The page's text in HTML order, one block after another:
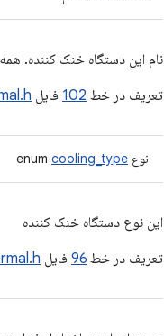
نام این دستگاه خنک کننده.
تعریف در خط 102 فایل
نوع enum cooling_type
این نوع دستگاه خنک کننده
تعریف در خط 96 فایل